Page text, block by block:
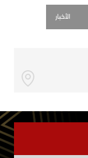
الأخبار